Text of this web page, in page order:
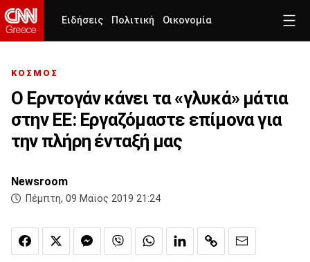
Ειδήσεις Πολιτική Οικονομία
ΚΟΣΜΟΣ
Ο Ερντογάν κάνει τα «γλυκά» μάτια
στην ΕΕ: Εργαζόμαστε επίμονα για
την πλήρη ένταξή μας
Newsroom
Πέμπτη, 09 Μαϊος 2019 21:24